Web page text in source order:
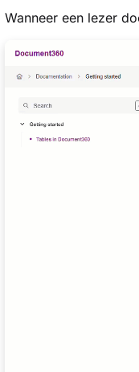
Wanneer een lezer